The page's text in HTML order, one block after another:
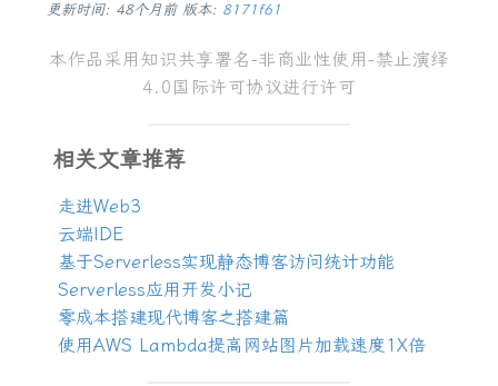
更新时间: 48个月前 版本: 8171f61
本作品采用 知识共享署名-非商业性使用-禁止演绎
4.0 国际许可协议进行许可
相关文章推荐
走进Web3
云端 IDE
基于Serverless实现静态博客访问统计功能
Serverless应用开发小记
零成本搭建现代博客之搭建篇
使用AWS Lambda提高网站图片加载速度1X倍